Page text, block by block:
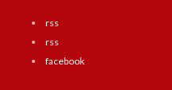
rss
rss
facebook